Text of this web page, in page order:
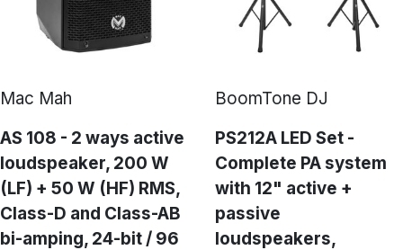
Mac Mah
AS 108 - 2 ways active
loudspeaker, 200 W
(LF) + 50 W (HF) RMS,
Class-D and Class-AB
bi-amping, 24-bit / 96
BoomTone DJ
PS212A LED Set -
Complete PA system
with 12" active +
passive
loudspeakers,